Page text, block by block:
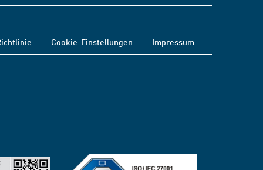
Cookie-Einstellungen Impressum